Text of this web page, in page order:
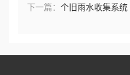
下一篇： 个旧雨水收集系统